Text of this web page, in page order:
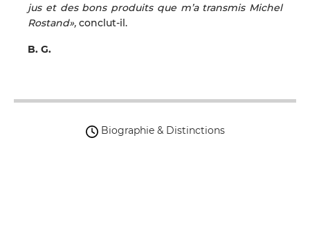
jus et des bons produits que m’a transmis Michel
Rostand», conclut-il.
B. G.
Biographie & Distinctions